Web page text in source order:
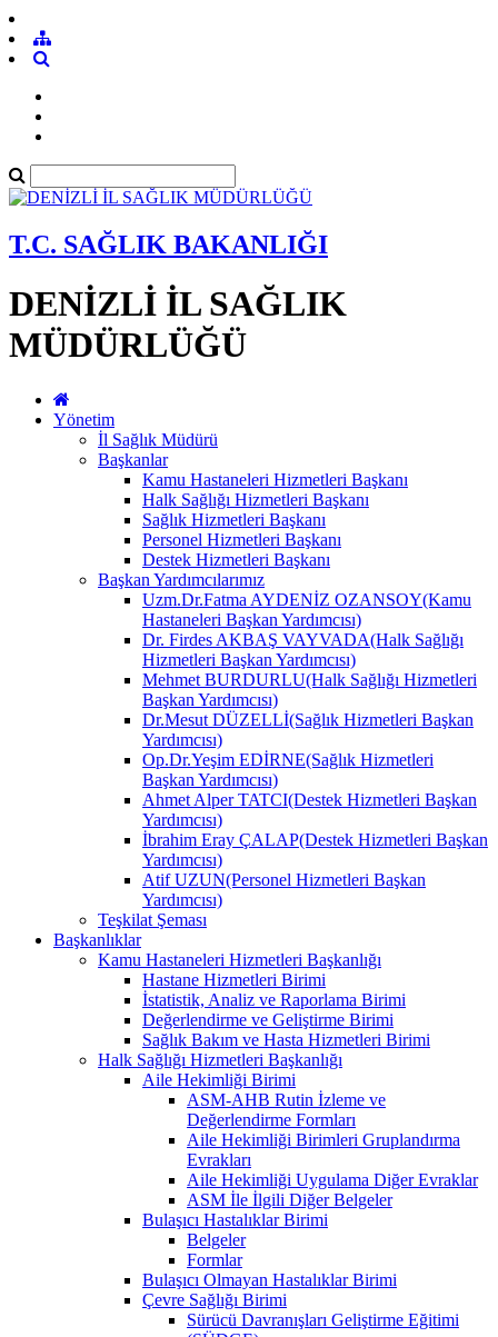
T.C. SAĞLIK BAKANLIĞI
DENİZLİ İL SAĞLIK
MÜDÜRLÜĞÜ
Yönetim
İl Sağlık Müdürü
Başkanlar
Kamu Hastaneleri Hizmetleri Başkanı
Halk Sağlığı Hizmetleri Başkanı
Sağlık Hizmetleri Başkanı
Personel Hizmetleri Başkanı
Destek Hizmetleri Başkanı
Başkan Yardımcılarımız
Uzm.Dr.Fatma AYDENİZ OZANSOY(Kamu
Hastaneleri Başkan Yardımcısı)
Dr. Firdes AKBAŞ VAYVADA(Halk Sağlığı
Hizmetleri Başkan Yardımcısı)
Mehmet BURDURLU(Halk Sağlığı Hizmetleri
Başkan Yardımcısı)
Dr.Mesut DÜZELLİ(Sağlık Hizmetleri Başkan
Yardımcısı)
Op.Dr.Yeşim EDİRNE(Sağlık Hizmetleri
Başkan Yardımcısı)
Ahmet Alper TATCI(Destek Hizmetleri Başkan
Yardımcısı)
İbrahim Eray ÇALAP(Destek Hizmetleri Başkan
Yardımcısı)
Atif UZUN(Personel Hizmetleri Başkan
Yardımcısı)
Teşkilat Şeması
Başkanlıklar
Kamu Hastaneleri Hizmetleri Başkanlığı
Hastane Hizmetleri Birimi
İstatistik, Analiz ve Raporlama Birimi
Değerlendirme ve Geliştirme Birimi
Sağlık Bakım ve Hasta Hizmetleri Birimi
Halk Sağlığı Hizmetleri Başkanlığı
Aile Hekimliği Birimi
ASM-AHB Rutin İzleme ve
Değerlendirme Formları
Aile Hekimliği Birimleri Gruplandırma
Evrakları
Aile Hekimliği Uygulama Diğer Evraklar
ASM İle İlgili Diğer Belgeler
Bulaşıcı Hastalıklar Birimi
Belgeler
Formlar
Bulaşıcı Olmayan Hastalıklar Birimi
Çevre Sağlığı Birimi
Sürücü Davranışları Geliştirme Eğitimi